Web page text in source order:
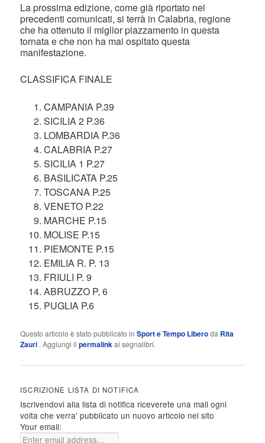
La prossima edizione, come già riportato nei
precedenti comunicati, si terrà in Calabria, regione
che ha ottenuto il miglior piazzamento in questa
tornata e che non ha mai ospitato questa
manifestazione.
CLASSIFICA FINALE
CAMPANIA P.39
SICILIA 2 P.36
LOMBARDIA P.36
CALABRIA P.27
SICILIA 1 P.27
BASILICATA P.25
TOSCANA P.25
VENETO P.22
MARCHE P.15
MOLISE P.15
PIEMONTE P.15
EMILIA R. P. 13
FRIULI P. 9
ABRUZZO P, 6
PUGLIA P.6
Questo articolo è stato pubblicato inSport e Tempo Liberoda Rita
Zauri . Aggiungi ilpermalinkai segnalibri.
ISCRIZIONE LISTA DI NOTIFICA
Iscrivendovi alla lista di notifica riceverete una mail ogni
volta che verra' pubblicato un nuovo articolo nel sito
Your email: